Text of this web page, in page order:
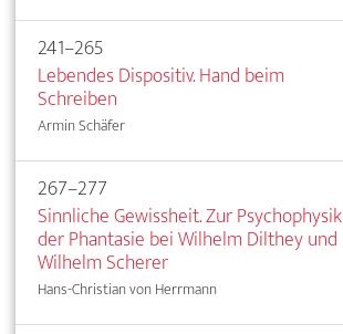
241–265
Lebendes Dispositiv. Hand beim
Schreiben
Armin Schäfer
267–277
Sinnliche Gewissheit. Zur Psychophysik
der Phantasie bei Wilhelm Dilthey und
Wilhelm Scherer
Hans-Christian von Herrmann